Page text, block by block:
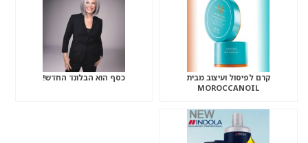
קרם לפיסול ועיצוב מבית
MOROCCANOIL
כסף הוא הבלונד החדש!